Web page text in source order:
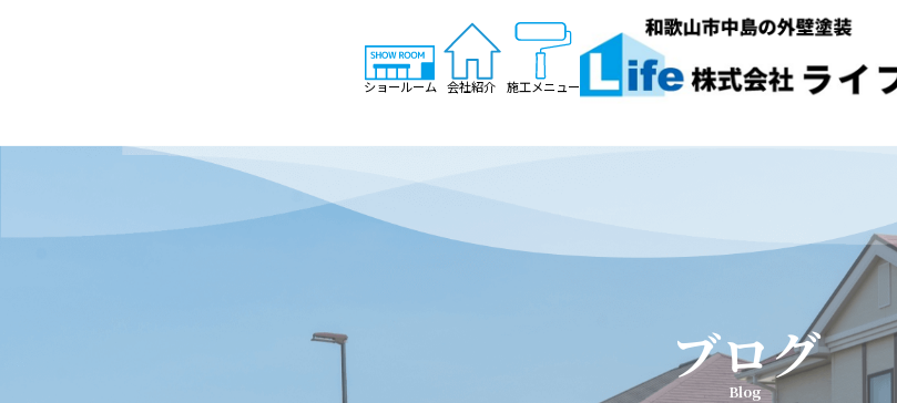
ショールーム 会社紹介 施工メニュー
ブログ
Blog